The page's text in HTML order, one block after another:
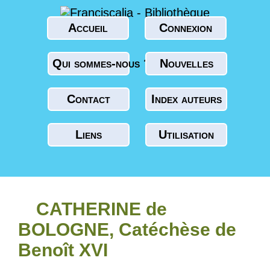
Accueil Connexion
Qui sommes-nous ? Nouvelles
Contact Index auteurs
Liens Utilisation
CATHERINE de
BOLOGNE, Catéchèse de
Benoît XVI